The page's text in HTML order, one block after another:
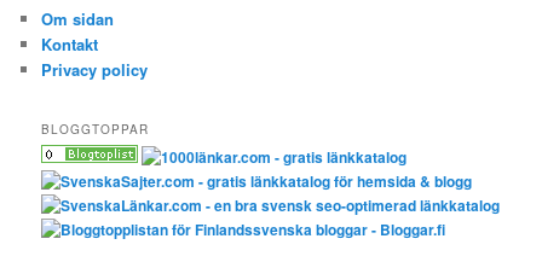
Om sidan
Kontakt
Privacy policy
BLOGGTOPPAR